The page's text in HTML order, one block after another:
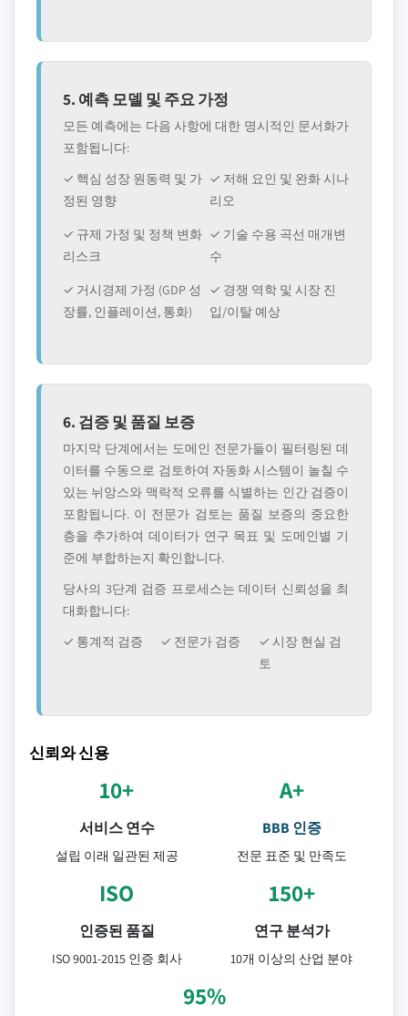
5. 예측 모델 및 주요 가정
모든 예측에는 다음 사항에 대한 명시적인 문서화가
포함됩니다:
✓ 핵심 성장 원동력 및 가
정된 영향
✓ 저해 요인 및 완화 시나
리오
✓ 규제 가정 및 정책 변화
리스크
✓ 기술 수용 곡선 매개변
수
✓ 거시경제 가정 (GDP 성
장률, 인플레이션, 통화)
✓ 경쟁 역학 및 시장 진
입/이탈 예상
6. 검증 및 품질 보증
마지막 단계에서는 도메인 전문가들이 필터링된 데
이터를 수동으로 검토하여 자동화 시스템이 놀칠 수
있는 뉘앙스와 맥락적 오류를 식별하는 인간 검증이
포함됩니다. 이 전문가 검토는 품질 보증의 중요한
층을 추가하여 데이터가 연구 목표 및 도메인별 기
준에 부합하는지 확인합니다.
당사의 3단계 검증 프로세스는 데이터 신뢰성을 최
대화합니다:
✓ 통계적 검증
✓ 전문가 검증
✓ 시장 현실 검
토
신뢰와 신용
10+
서비스 연수
설립 이래 일관된 제공
A+
BBB 인증
전문 표준 및 만족도
ISO
인증된 품질
ISO 9001-2015 인증 회사
150+
연구 분석가
10개 이상의 산업 분야
95%